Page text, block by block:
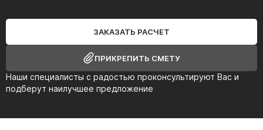
Наши специалисты с радостью проконсультируют Вас и
подберут наилучшее предложение
ЗАКАЗАТЬ РАСЧЕТ
ПРИКРЕПИТЬ СМЕТУ